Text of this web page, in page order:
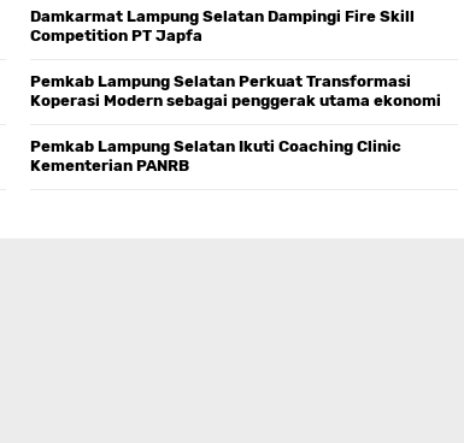
Damkarmat Lampung Selatan Dampingi Fire Skill
Competition PT Japfa
Pemkab Lampung Selatan Perkuat Transformasi
Koperasi Modern sebagai penggerak utama ekonomi
Pemkab Lampung Selatan Ikuti Coaching Clinic
Kementerian PANRB